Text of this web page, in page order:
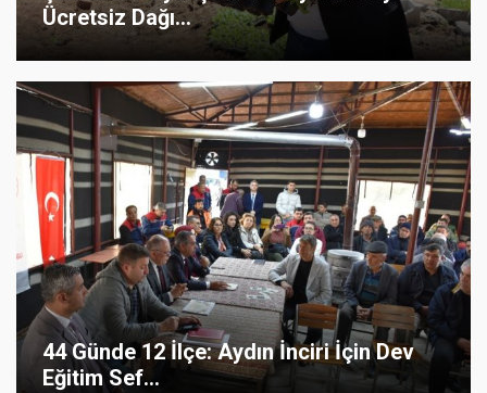
Ücretsiz Dağı...
44 Günde 12 İlçe: Aydın İnciri İçin Dev
Eğitim Sef...